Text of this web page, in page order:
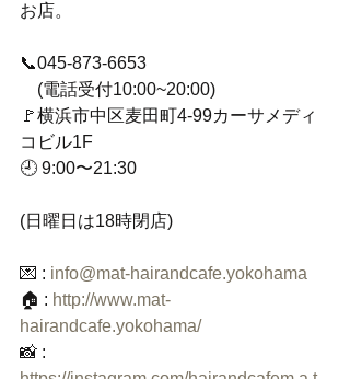
お店。
📞045-873-6653
(電話受付10:00~20:00)
🚩横浜市中区麦田町4-99カーサメディ
コビル1F
🕘 9:00〜21:30
(日曜日は18時閉店)
💌 : info@mat-hairandcafe.yokohama
🏠 : http://www.mat-
hairandcafe.yokohama/
📸 :